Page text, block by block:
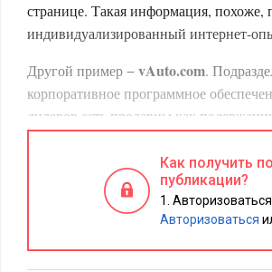
странице. Такая информация, похоже,
индивидуализированный интернет-
Другой пример −vAuto.com.
корпоративное программное
дилеров есть продавцы как
подходящего решения vAuto, но и
Главная страница сайта vAuto
самостоятельно идентифицировать
опцию: «я новый автомобиль», «я
Как получить
публикации?
Авторизоваться